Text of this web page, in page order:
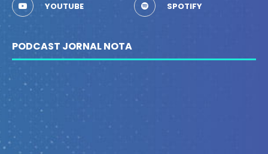
YOUTUBE SPOTIFY
PODCAST JORNAL NOTA